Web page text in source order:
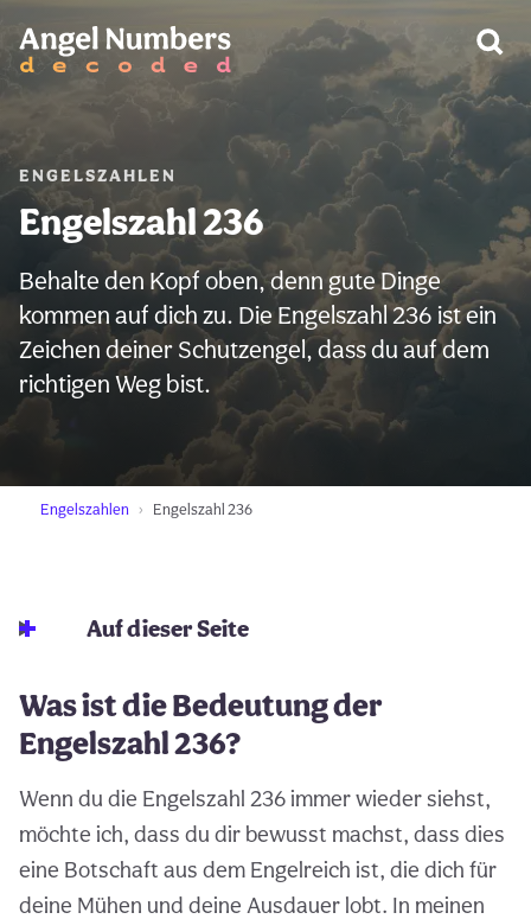
ENGELSZAHLEN
Engelszahl 236
Behalte den Kopf oben, denn gute Dinge
kommen auf dich zu. Die Engelszahl 236 ist ein
Zeichen deiner Schutzengel, dass du auf dem
richtigen Weg bist.
Engelszahlen Engelszahl 236
Auf dieser Seite
Was ist die Bedeutung der
Engelszahl 236?
Wenn du die Engelszahl 236 immer wieder siehst,
möchte ich, dass du dir bewusst machst, dass dies
eine Botschaft aus dem Engelreich ist, die dich für
deine Mühen und deine Ausdauer lobt. In meinen
WARNUNG: